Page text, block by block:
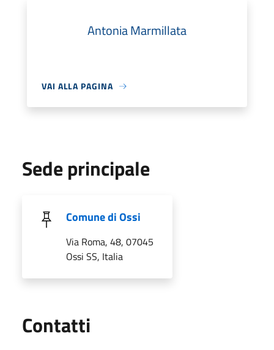
Antonia Marmillata
VAI ALLA PAGINA
Sede principale
Comune di Ossi
Via Roma, 48, 07045
Ossi SS, Italia
Contatti